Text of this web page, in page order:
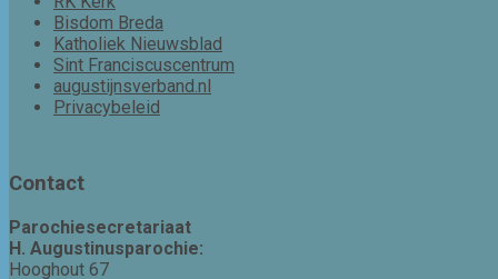
Bisdom Breda
Katholiek Nieuwsblad
Sint Franciscuscentrum
augustijnsverband.nl
Privacybeleid
Contact
Parochiesecretariaat
H. Augustinusparochie:
Hooghout 67